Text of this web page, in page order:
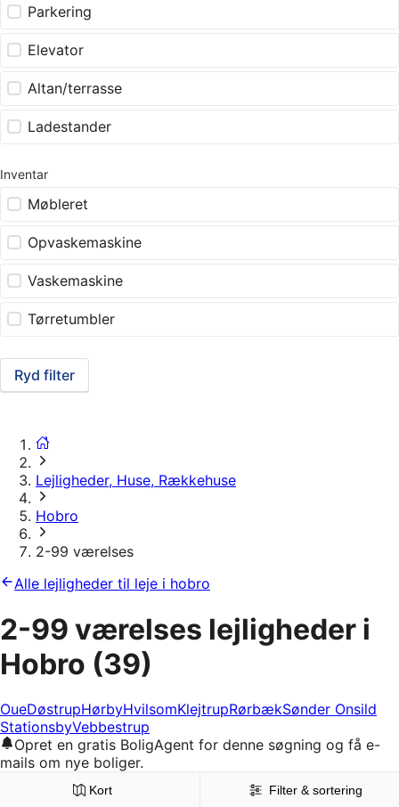
Parkering
Elevator
Altan/terrasse
Ladestander
Inventar
Møbleret
Opvaskemaskine
Vaskemaskine
Tørretumbler
Ryd filter
Lejligheder, Huse, Rækkehuse
Hobro
2-99 værelses
Alle lejligheder til leje i hobro
2-99 værelses lejligheder i
Hobro (39)
OueDøstrupHørbyHvilsomKlejtrupRørbækSønder Onsild
StationsbyVebbestrup
Opret en gratis BoligAgent for denne søgning og få e-
mails om nye boliger.
Kort Filter & sortering